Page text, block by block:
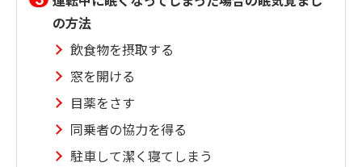
の方法
飲食物を摂取する
窓を開ける
目薬をさす
同乗者の協力を得る
駐車して潔く寝てしまう